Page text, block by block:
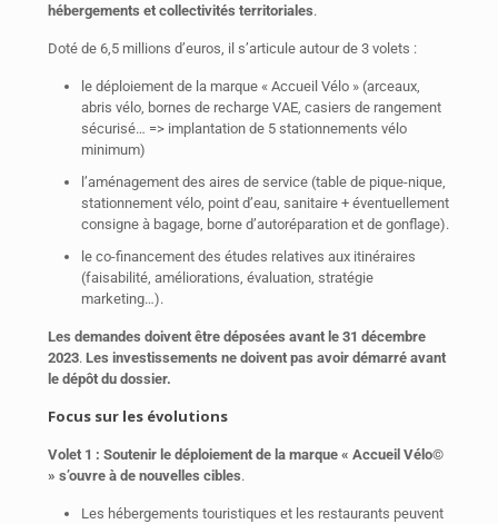
hébergements et collectivités territoriales.
Doté de 6,5 millions d’euros, il s’articule autour de 3 volets :
le déploiement de la marque « Accueil Vélo » (arceaux,
abris vélo, bornes de recharge VAE, casiers de rangement
sécurisé… => implantation de 5 stationnements vélo
minimum)
l’aménagement des aires de service (table de pique-nique,
stationnement vélo, point d’eau, sanitaire + éventuellement
consigne à bagage, borne d’autoréparation et de gonflage).
le co-financement des études relatives aux itinéraires
(faisabilité, améliorations, évaluation, stratégie
marketing…).
Les demandes doivent être déposées avant le 31 décembre
2023. Les investissements ne doivent pas avoir démarré avant
le dépôt du dossier.
Focus sur les évolutions
Volet 1 : Soutenir le déploiement de la marque « Accueil Vélo©
» s’ouvre à de nouvelles cibles.
Les hébergements touristiques et les restaurants peuvent